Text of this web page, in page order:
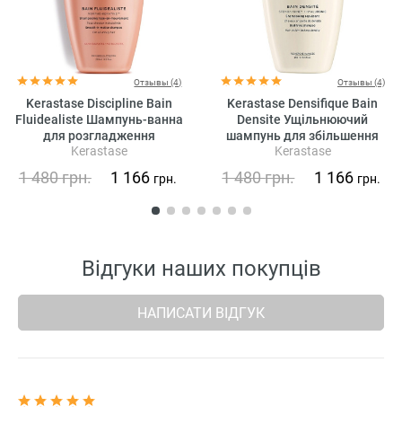
Отзывы (4)
Kerastase Discipline Bain
Fluidealiste Шампунь-ванна
для розгладження
неслухняного волосся (без
Kerastase
1 480грн. 1 166 грн.
Отзывы (4)
Kerastase Densifique Bain
Densite Ущільнюючий
шампунь для збільшення
густоти волосся
Kerastase
1 480грн. 1 166 грн.
Відгуки наших покупців
НАПИСАТИ ВІДГУК